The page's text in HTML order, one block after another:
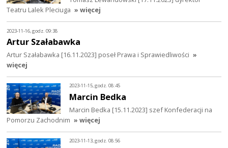
Teatru Lalek Pleciuga » więcej
2023-11-16, godz. 09:38
Artur Szałabawka
Artur Szałabawka [16.11.2023] poseł Prawa i Sprawiedliwości »
więcej
2023-11-15, godz. 08:45
Marcin Bedka
Marcin Bedka [15.11.2023] szef Konfederacji na
Pomorzu Zachodnim » więcej
2023-11-13, godz. 08:56